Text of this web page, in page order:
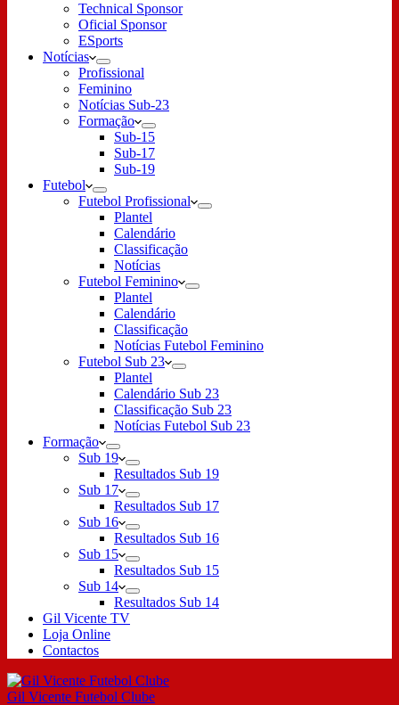
Technical Sponsor
Oficial Sponsor
ESports
Notícias
Profissional
Feminino
Notícias Sub-23
Formação
Sub-15
Sub-17
Sub-19
Futebol
Futebol Profissional
Plantel
Calendário
Classificação
Notícias
Futebol Feminino
Plantel
Calendário
Classificação
Notícias Futebol Feminino
Futebol Sub 23
Plantel
Calendário Sub 23
Classificação Sub 23
Notícias Futebol Sub 23
Formação
Sub 19
Resultados Sub 19
Sub 17
Resultados Sub 17
Sub 16
Resultados Sub 16
Sub 15
Resultados Sub 15
Sub 14
Resultados Sub 14
Gil Vicente TV
Loja Online
Contactos
Gil Vicente Futebol Clube